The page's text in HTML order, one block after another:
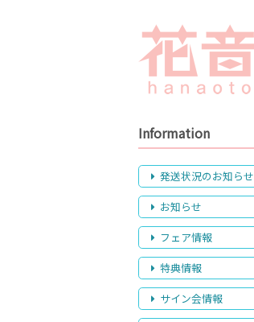
Information
発送状況のお知らせ
お知らせ
フェア情報
特典情報
サイン会情報